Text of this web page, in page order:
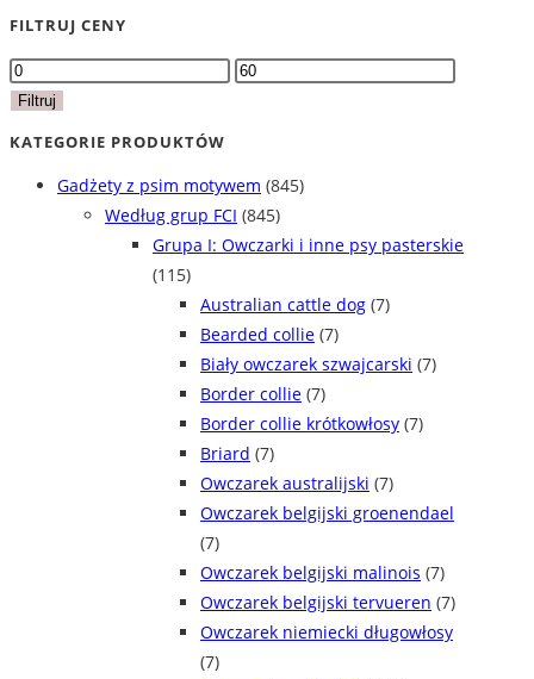
FILTRUJ CENY
Filtruj
KATEGORIE PRODUKTÓW
Gadżety z psim motywem (845)
Według grup FCI (845)
Grupa I: Owczarki i inne psy pasterskie
(115)
Australian cattle dog (7)
Bearded collie (7)
Biały owczarek szwajcarski (7)
Border collie (7)
Border collie krótkowłosy (7)
Briard (7)
Owczarek australijski (7)
Owczarek belgijski groenendael
(7)
Owczarek belgijski malinois (7)
Owczarek belgijski tervueren (7)
Owczarek niemiecki długowłosy
(7)